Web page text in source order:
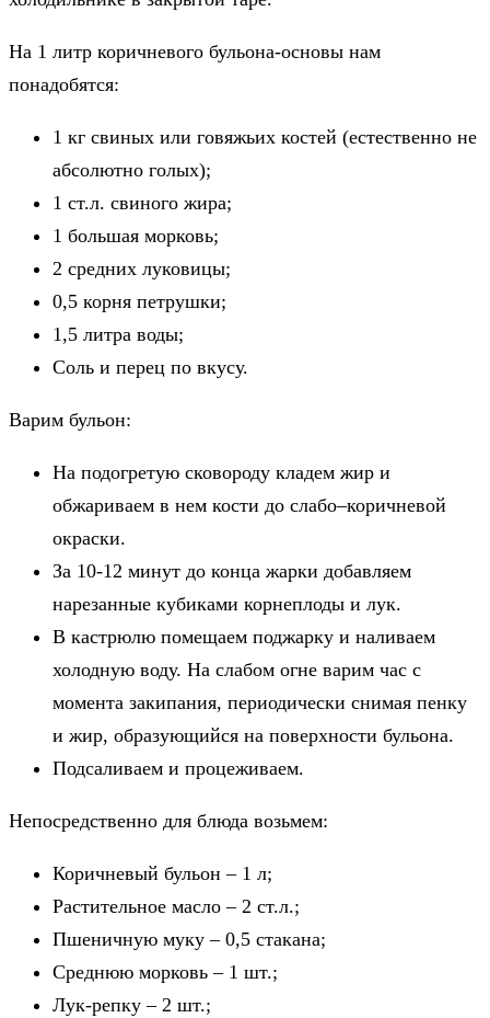
На 1 литр коричневого бульона-основы нам
понадобятся:
1 кг свиных или говяжьих костей (естественно не
абсолютно голых);
1 ст.л. свиного жира;
1 большая морковь;
2 средних луковицы;
0,5 корня петрушки;
1,5 литра воды;
Соль и перец по вкусу.
Варим бульон:
На подогретую сковороду кладем жир и
обжариваем в нем кости до слабо–коричневой
окраски.
За 10-12 минут до конца жарки добавляем
нарезанные кубиками корнеплоды и лук.
В кастрюлю помещаем поджарку и наливаем
холодную воду. На слабом огне варим час с
момента закипания, периодически снимая пенку
и жир, образующийся на поверхности бульона.
Подсаливаем и процеживаем.
Непосредственно для блюда возьмем:
Коричневый бульон – 1 л;
Растительное масло – 2 ст.л.;
Пшеничную муку – 0,5 стакана;
Среднюю морковь – 1 шт.;
Лук-репку – 2 шт.;